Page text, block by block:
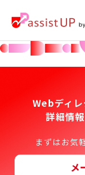
企業ご担当
About
私たちの目
Webディレ
詳細情
まずはお気
メ